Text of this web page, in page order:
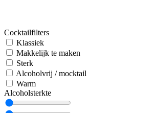
Cocktailfilters
Klassiek
Makkelijk te maken
Sterk
Alcoholvrij / mocktail
Warm
Alcoholsterkte